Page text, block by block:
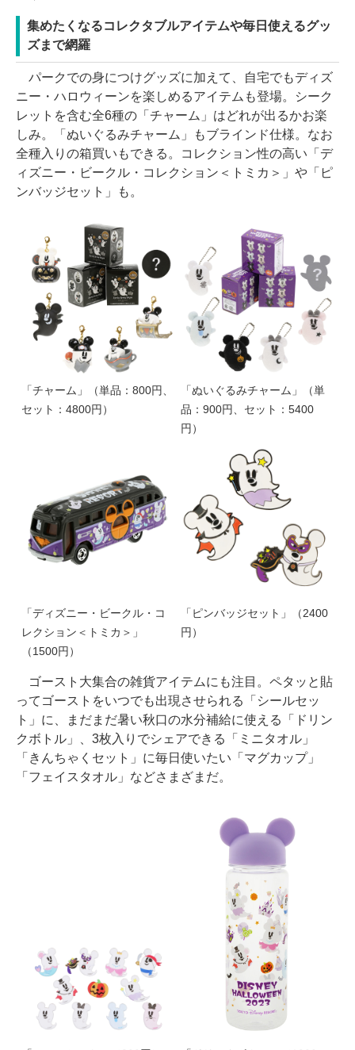
集めたくなるコレクタブルアイテムや毎日使えるグッ
ズまで網羅
パークでの身につけグッズに加えて、自宅でもディズ
ニー・ハロウィーンを楽しめるアイテムも登場。シーク
レットを含む全6種の「チャーム」はどれが出るかお楽
しみ。「ぬいぐるみチャーム」もブラインド仕様。なお
全種入りの箱買いもできる。コレクション性の高い「デ
ィズニー・ビークル・コレクション＜トミカ＞」や「ピ
ンバッジセット」も。
「チャーム」（単品：800円、
セット：4800円）
「ぬいぐるみチャーム」（単
品：900円、セット：5400
円）
「ディズニー・ビークル・コ
レクション＜トミカ＞」
（1500円）
「ピンバッジセット」（2400
円）
ゴースト大集合の雑貨アイテムにも注目。ペタッと貼
ってゴーストをいつでも出現させられる「シールセッ
ト」に、まだまだ暑い秋口の水分補給に使える「ドリン
クボトル」、3枚入りでシェアできる「ミニタオル」
「きんちゃくセット」に毎日使いたい「マグカップ」
「フェイスタオル」などさまざまだ。